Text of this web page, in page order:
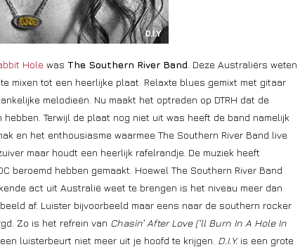
Hole was The Southern River Band . Deze Australiërs weten
mixen tot een heerlijke plaat. Relaxte blues gemixt met gitaar
melodieën. Nu maakt het optreden op DTRH dat de
Terwijl de plaat nog niet uit was heeft de band namelijk
en het enthousiasme waarmee The Southern River Band live
maar houdt een heerlijk rafelrandje. De muziek heeft
beroemd hebben gemaakt. Hoewel The Southern River Band
act uit Australië weet te brengen is het niveau meer dan
af. Luister bijvoorbeeld maar eens naar de southern rocker
Zo is het refrein van Chasin’ After Love (‘ll Burn In A Hole In
luisterbeurt niet meer uit je hoofd te krijgen. D.I.Y.is een grote